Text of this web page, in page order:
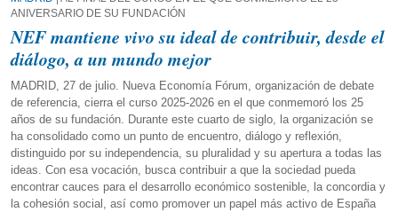
ANIVERSARIO DE SU FUNDACIÓN
NEF mantiene vivo su ideal de contribuir, desde el
diálogo, a un mundo mejor
MADRID, 27 de julio. Nueva Economía Fórum, organización de debate
de referencia, cierra el curso 2025-2026 en el que conmemoró los 25
años de su fundación. Durante este cuarto de siglo, la organización se
ha consolidado como un punto de encuentro, diálogo y reflexión,
distinguido por su independencia, su pluralidad y su apertura a todas las
ideas. Con esa vocación, busca contribuir a que la sociedad pueda
encontrar cauces para el desarrollo económico sostenible, la concordia y
la cohesión social, así como promover un papel más activo de España